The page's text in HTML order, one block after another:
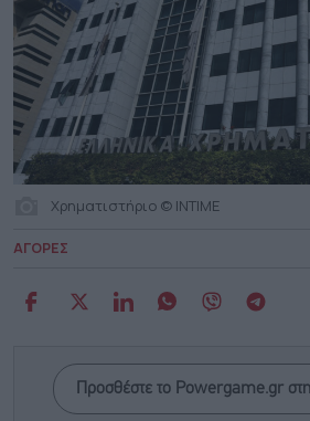
Χρηματιστήριο © INTIME
ΑΓΟΡΕΣ
Προσθέστε το Powergame.gr